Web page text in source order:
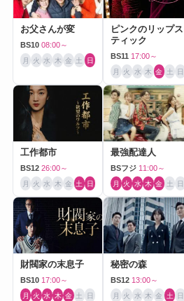
お父さんが変
BS10 08:00～
月 火 水 木 金 土 日
ピンクのリップス
ティック
BS11 17:00～
月 火 水 木 金 土 日
工作都市
BS12 26:00～
月 火 水 木 金 土 日
最強配達人
BSフジ 11:00～
月 火 水 木 金 土 日
財閥家の末息子
BS10 17:00～
月 火 水 木 金 土 日
秘密の森
BS12 13:00～
月 火 水 木 金 土 日